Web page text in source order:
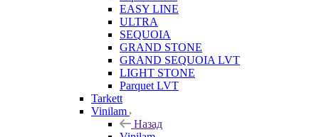
EASY LINE
ULTRA
SEQUOIA
GRAND STONE
GRAND SEQUOIA LVT
LIGHT STONE
Parquet LVT
Tarkett
Vinilam
Назад